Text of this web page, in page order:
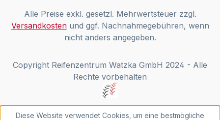
Alle Preise exkl. gesetzl. Mehrwertsteuer zzgl.
Versandkostenund ggf. Nachnahmegebühren, wenn
nicht anders angegeben.
Copyright Reifenzentrum Watzka GmbH 2024 - Alle
Rechte vorbehalten
Diese Website verwendet Cookies, um eine bestmögliche